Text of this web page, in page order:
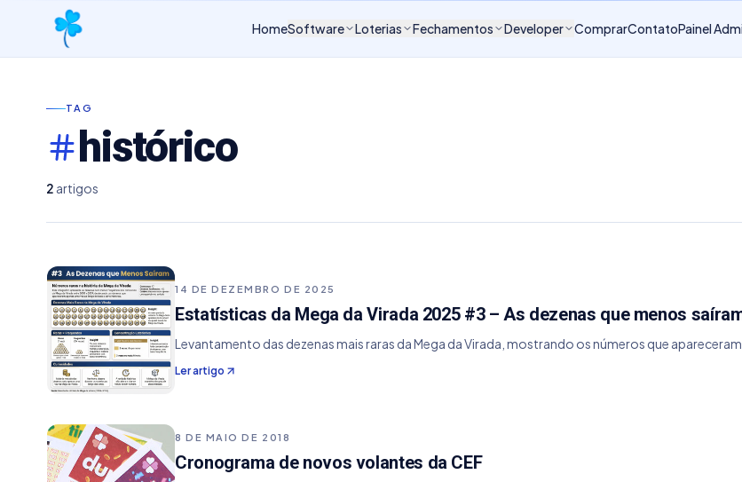
HomeSoftware Loterias Fechamentos Developer ComprarContatoPainel
TAG
histórico
2 artigos
14 DE DEZEMBRO DE 2025
Estatísticas da Mega da Virada 2025 #3 – As dezenas que menos
Levantamento das dezenas mais raras da Mega da Virada, mostrando os números que
Ler artigo
8 DE MAIO DE 2018
Cronograma de novos volantes da CEF